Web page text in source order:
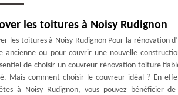
les toitures à Noisy Rudignon
les toitures à Noisy Rudignon Pour la rénovation
ancienne ou pour couvrir une nouvelle
de choisir un couvreur rénovation toiture
Mais comment choisir le couvreur idéal ? En
à Noisy Rudignon, vous pouvez bénéficier de